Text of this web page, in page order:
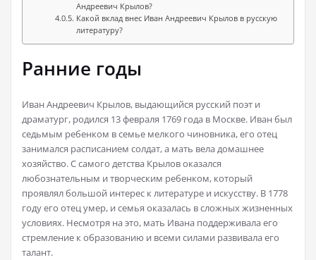
Андреевич Крылов?
Какой вклад внес Иван Андреевич Крылов в русскую
литературу?
Ранние годы
Иван Андреевич Крылов, выдающийся русский поэт и
драматург, родился 13 февраля 1769 года в Москве. Иван был
седьмым ребенком в семье мелкого чиновника, его отец
занимался расписанием солдат, а мать вела домашнее
хозяйство. С самого детства Крылов оказался
любознательным и творческим ребенком, который
проявлял большой интерес к литературе и искусству. В 1778
году его отец умер, и семья оказалась в сложных жизненных
условиях. Несмотря на это, мать Ивана поддерживала его
стремление к образованию и всеми силами развивала его
талант.